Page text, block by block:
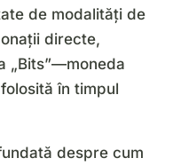
de modalități de
directe,
„Bits”—moneda
în timpul
despre cum